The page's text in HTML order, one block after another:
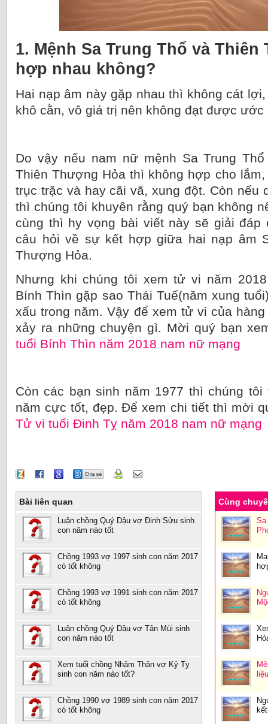
1. Mệnh Sa Trung Thổ và
hợp nhau không?
Hai nạp âm này gặp nhau thì không cát
khô cằn, vô giá trị nên không đạt được ước
Do vậy nếu nam nữ mệnh Sa Trung
Thiên Thượng Hỏa thì không hợp cho
trục trặc và hay cãi vã, xung đột. Còn nếu
thì chúng tôi khuyên rằng quý bạn không
cùng thì hy vọng bài viết này sẽ giải đáp
câu hỏi về sự kết hợp giữa hai nạp âm
Thượng Hỏa.
Nhưng khi chúng tôi xem tử vi năm
Bính Thìn gặp sao Thái Tuế(năm xung
xấu trong năm. Vậy để xem tử vi của
xảy ra những chuyện gì. Mời quý bạn
tuổi Bính Thìn năm 2018 nam nữ mạng
Còn các bạn sinh năm 1977 thì chúng
năm cực tốt, đẹp. Để xem chi tiết thì mời
Tử vi tuổi Đinh Tỵ năm 2018 nam nữ mạng
Bài liên quan
Luận chồng Quý Dậu vợ Đinh Sửu sinh
con năm nào tốt
Chồng 1993 vợ 1997 sinh con năm 2017
có tốt không
Chồng 1993 vợ 1991 sinh con năm 2017
có tốt không
Luận chồng Quý Dậu vợ Tân Mùi sinh
con năm nào tốt
Xem tuổi chồng Nhâm Thân vợ Kỷ Tỵ
sinh con năm nào tốt?
Chồng 1990 vợ 1989 sinh con năm 2017
có tốt không
Cùng
Sa